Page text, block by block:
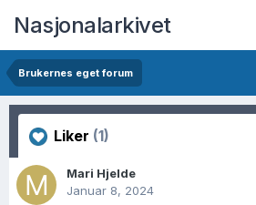
Nasjonalarkivet
Brukernes eget forum
Liker (1)
Mari Hjelde
Januar 8, 2024